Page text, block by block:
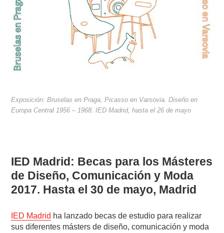
Exposición: Bruselas en Praga, Picasso en Varsovia. Diseño en
Europa Central 1956 – 1968. IED Madrid, hasta el 26 de mayo
IED Madrid: Becas para los Másteres
de Diseño, Comunicación y Moda
2017. Hasta el 30 de mayo, Madrid
IED Madrid ha lanzado becas de estudio para realizar
sus diferentes másters de diseño, comunicación y moda